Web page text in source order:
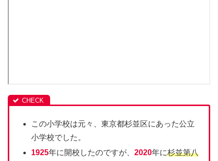
この小学校は元々、東京都杉並区にあった公立
小学校でした。
1925年に開校したのですが、2020年に杉並第八